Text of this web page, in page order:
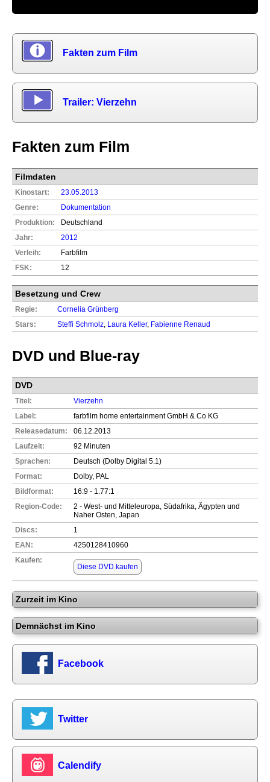
Fakten zum Film
Trailer: Vierzehn
Fakten zum Film
Filmdaten
Kinostart:
23.05.2013
Genre:
Dokumentation
Produktion:
Deutschland
Jahr:
2012
Verleih:
Farbfilm
FSK:
12
Besetzung und Crew
Regie:
Cornelia Grünberg
Stars:
Steffi Schmolz Laura Keller, Fabienne Renaud
DVD und Blue-ray
DVD
Titel:
Vierzehn
Label:
farbfilm home entertainment GmbH & Co KG
Releasedatum:
06.12.2013
Laufzeit:
92 Minuten
Sprachen:
Deutsch (Dolby Digital 5.1)
Format:
Dolby, PAL
Bildformat:
16:9 - 1.77:1
Region-Code:
2 - West- und Mitteleuropa, Südafrika, Ägypten und
Naher Osten, Japan
Discs:
1
EAN:
4250128410960
Kaufen:
Diese DVD kaufen
Zurzeit im Kino
Demnächst im Kino
Facebook
Twitter
Calendify